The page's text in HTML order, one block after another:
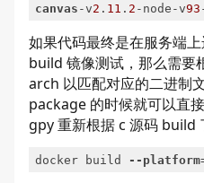
canvas -v2 . 11 . 2 -node-v93
如果代码最终是在服务端
build 镜像测试，那么需
arch 以匹配对应的二进制
package 的时候就可以直
gpy 重新根据 c 源码 build
docker build --platform